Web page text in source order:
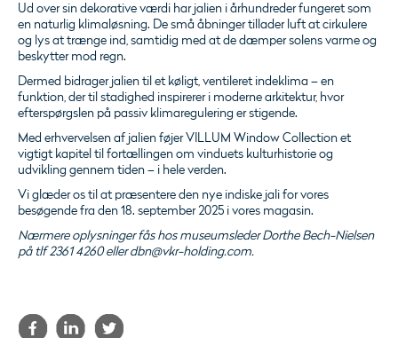
Ud over sin dekorative værdi har jalien i århundreder fungeret som
en naturlig klimaløsning. De små åbninger tillader luft at cirkulere
og lys at trænge ind, samtidig med at de dæmper solens varme og
beskytter mod regn.
Dermed bidrager jalien til et køligt, ventileret indeklima – en
funktion, der til stadighed inspirerer i moderne arkitektur, hvor
efterspørgslen på passiv klimaregulering er stigende.
Med erhvervelsen af jalien føjer VILLUM Window Collection et
vigtigt kapitel til fortællingen om vinduets kulturhistorie og
udvikling gennem tiden – i hele verden.
Vi glæder os til at præsentere den nye indiske jali for vores
besøgende fra den 18. september 2025 i vores magasin.
Nærmere oplysninger fås hos museumsleder Dorthe Bech-Nielsen
på tlf 2361 4260 eller dbn@vkr-holding.com.